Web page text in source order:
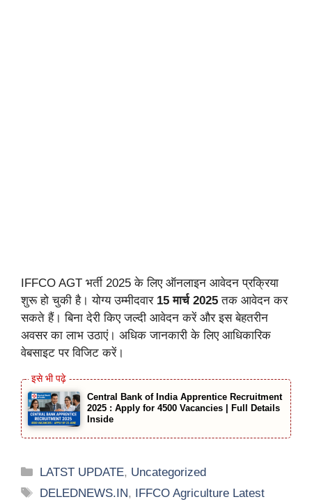
IFFCO AGT भर्ती 2025 के लिए ऑनलाइन आवेदन प्रक्रिया
शुरू हो चुकी है। योग्य उम्मीदवार 15 मार्च 2025 तक आवेदन कर
सकते हैं। बिना देरी किए जल्दी आवेदन करें और इस बेहतरीन
अवसर का लाभ उठाएं। अधिक जानकारी के लिए आधिकारिक
वेबसाइट पर विजिट करें।
Central Bank of India Apprentice Recruitment
2025 : Apply for 4500 Vacancies | Full Details
Inside
Categories
LATST UPDATE, Uncategorized
Tags
DELEDNEWS.IN,
IFFCO Agriculture Latest